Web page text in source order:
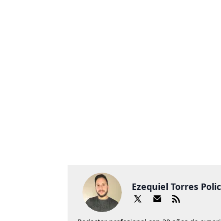
Ezequiel Torres